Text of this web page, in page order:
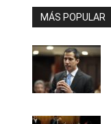
MÁS POPULAR